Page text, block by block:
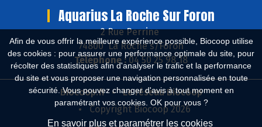
Afin de vous offrir la meilleure expérience possible, Biocoop utilise
des cookies : pour assurer une performance optimale du site, pour
récolter des statistiques afin d'analyser le trafic et la performance
du site et vous proposer une navigation personnalisée en toute
sécurité. Vous pouvez changer d'avis à tout moment en
paramétrant vos cookies. OK pour vous ?
En savoir plus et paramétrer les cookies
Aquarius La Roche Sur Foron
2 Rue Perrine
74800 La Roche s/Foron
Téléphone : 04 50 25 98 18
Biocoop.fr
Le réseau Biocoop
Copyright Biocoop 2026